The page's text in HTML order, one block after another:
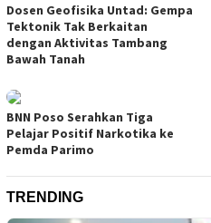
Dosen Geofisika Untad: Gempa
Tektonik Tak Berkaitan
dengan Aktivitas Tambang
Bawah Tanah
BNN Poso Serahkan Tiga
Pelajar Positif Narkotika ke
Pemda Parimo
TRENDING